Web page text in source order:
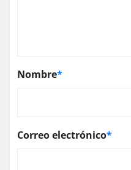
Nombre*
Correo electrónico*